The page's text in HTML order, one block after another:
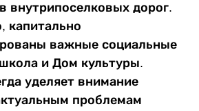
внутрипоселковых дорог.
капитально
важные социальные
и Дом культуры.
уделяет внимание
проблемам